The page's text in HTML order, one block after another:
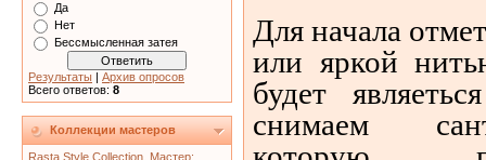
Да
Нет
Бессмысленная затея
Результаты | Архив опросов
Всего ответов: 8
Коллекции мастеров
Rasta Style Collection. Мастер:
Для начала
или яркой
будет
снимаем